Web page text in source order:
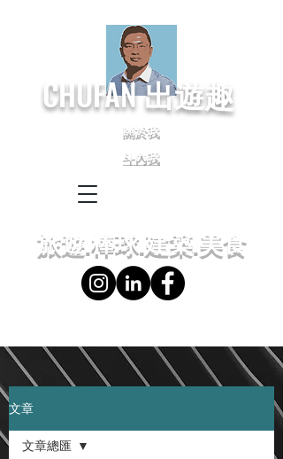
CHUFAN出遊趣
關於我
斗內我
旅遊.棒球.建築.美食
文章
文章總匯